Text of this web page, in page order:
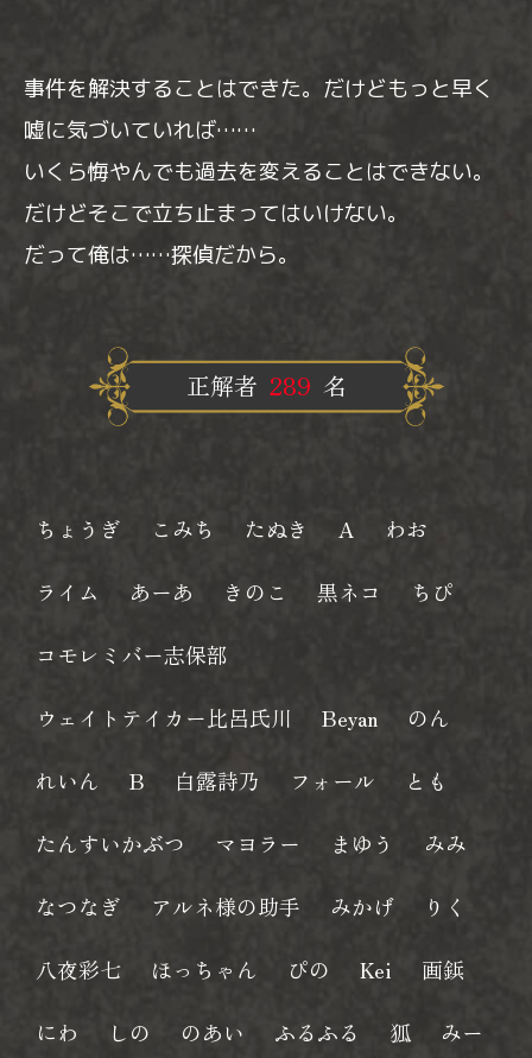
事件を解決することはできた。だけどもっと早く
嘘に気づいていれば……
いくら悔やんでも過去を変えることはできない。
だけどそこで立ち止まってはいけない。
だって俺は……探偵だから。
正解者 289 名
ちょうぎ こみち たぬき A わお
ライム あーあ きのこ 黒ネコ ちぴ
コモレミバー志保部
ウェイトテイカー比呂氏川 Beyan のん
れいん B 白露詩乃 フォール とも
たんすいかぶつ マヨラー まゆう みみ
なつなぎ アルネ様の助手 みかげ りく
八夜彩七 ほっちゃん ぴの Kei 画鋲
にわ しの のあい ふるふる 狐 みー